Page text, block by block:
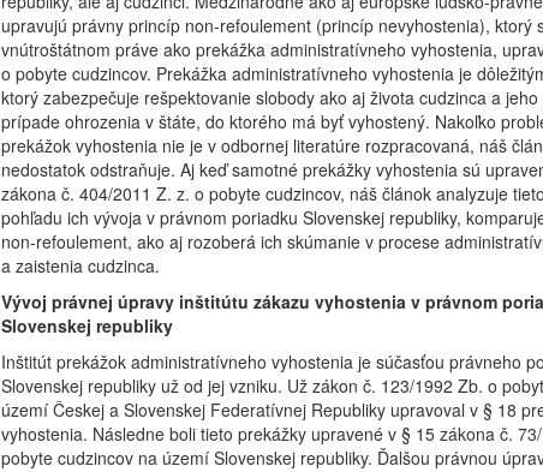
upravujú právny princíp non-refoulement (princíp nevyhostenia), ktorý
vnútroštátnom práve ako prekážka administratívneho vyhostenia,
o pobyte cudzincov. Prekážka administratívneho vyhostenia je
ktorý zabezpečuje rešpektovanie slobody ako aj života cudzinca a
prípade ohrozenia v štáte, do ktorého má byť vyhostený. Nakoľko
prekážok vyhostenia nie je v odbornej literatúre rozpracovaná, náš
nedostatok odstraňuje. Aj keď samotné prekážky vyhostenia sú
zákona č. 404/2011 Z. z. o pobyte cudzincov, náš článok analyzuje
pohľadu ich vývoja v právnom poriadku Slovenskej republiky,
non-refoulement, ako aj rozoberá ich skúmanie v procese
a zaistenia cudzinca.
Vývoj právnej úpravy inštitútu zákazu vyhostenia v právnom
Slovenskej republiky
Inštitút prekážok administratívneho vyhostenia je súčasťou právneho
Slovenskej republiky už od jej vzniku. Už zákon č. 123/1992 Zb. o
území Českej a Slovenskej Federatívnej Republiky upravoval v § 18
vyhostenia. Následne boli tieto prekážky upravené v § 15 zákona č.
pobyte cudzincov na území Slovenskej republiky. Ďalšou právnou